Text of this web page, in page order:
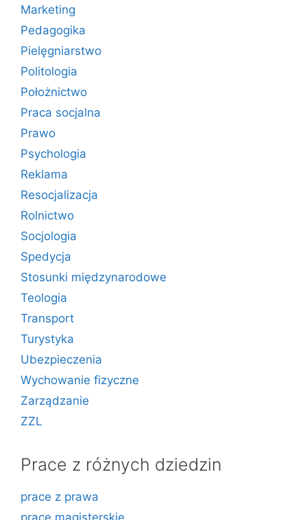
Marketing
Pedagogika
Pielęgniarstwo
Politologia
Położnictwo
Praca socjalna
Prawo
Psychologia
Reklama
Resocjalizacja
Rolnictwo
Socjologia
Spedycja
Stosunki międzynarodowe
Teologia
Transport
Turystyka
Ubezpieczenia
Wychowanie fizyczne
Zarządzanie
ZZL
Prace z różnych dziedzin
prace z prawa
prace magisterskie